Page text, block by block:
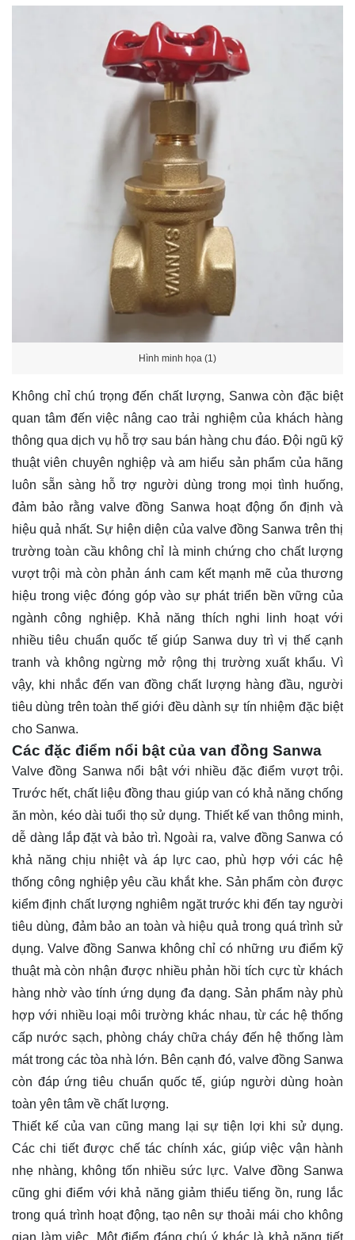
Hình minh họa (1)
Không chỉ chú trọng đến chất lượng, Sanwa còn đặc biệt
quan tâm đến việc nâng cao trải nghiệm của khách hàng
thông qua dịch vụ hỗ trợ sau bán hàng chu đáo. Đội ngũ kỹ
thuật viên chuyên nghiệp và am hiểu sản phẩm của hãng
luôn sẵn sàng hỗ trợ người dùng trong mọi tình huống,
đảm bảo rằng valve đồng Sanwa hoạt động ổn định và
hiệu quả nhất. Sự hiện diện của valve đồng Sanwa trên thị
trường toàn cầu không chỉ là minh chứng cho chất lượng
vượt trội mà còn phản ánh cam kết mạnh mẽ của thương
hiệu trong việc đóng góp vào sự phát triển bền vững của
ngành công nghiệp. Khả năng thích nghi linh hoạt với
nhiều tiêu chuẩn quốc tế giúp Sanwa duy trì vị thế cạnh
tranh và không ngừng mở rộng thị trường xuất khẩu. Vì
vậy, khi nhắc đến van đồng chất lượng hàng đầu, người
tiêu dùng trên toàn thế giới đều dành sự tín nhiệm đặc biệt
cho Sanwa.
Các đặc điểm nổi bật của van đồng Sanwa
Valve đồng Sanwa nổi bật với nhiều đặc điểm vượt trội.
Trước hết, chất liệu đồng thau giúp van có khả năng chống
ăn mòn, kéo dài tuổi thọ sử dụng. Thiết kế van thông minh,
dễ dàng lắp đặt và bảo trì. Ngoài ra, valve đồng Sanwa có
khả năng chịu nhiệt và áp lực cao, phù hợp với các hệ
thống công nghiệp yêu cầu khắt khe. Sản phẩm còn được
kiểm định chất lượng nghiêm ngặt trước khi đến tay người
tiêu dùng, đảm bảo an toàn và hiệu quả trong quá trình sử
dụng. Valve đồng Sanwa không chỉ có những ưu điểm kỹ
thuật mà còn nhận được nhiều phản hồi tích cực từ khách
hàng nhờ vào tính ứng dụng đa dạng. Sản phẩm này phù
hợp với nhiều loại môi trường khác nhau, từ các hệ thống
cấp nước sạch, phòng cháy chữa cháy đến hệ thống làm
mát trong các tòa nhà lớn. Bên cạnh đó, valve đồng Sanwa
còn đáp ứng tiêu chuẩn quốc tế, giúp người dùng hoàn
toàn yên tâm về chất lượng.
Thiết kế của van cũng mang lại sự tiện lợi khi sử dụng.
Các chi tiết được chế tác chính xác, giúp việc vận hành
nhẹ nhàng, không tốn nhiều sức lực. Valve đồng Sanwa
cũng ghi điểm với khả năng giảm thiểu tiếng ồn, rung lắc
trong quá trình hoạt động, tạo nên sự thoải mái cho không